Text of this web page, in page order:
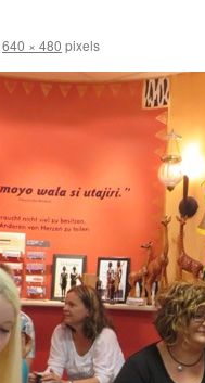
640 × 480 pixels